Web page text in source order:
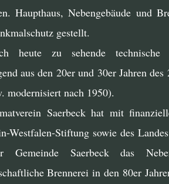
Haupthaus, Nebengebäude und
gestellt.
heute zu sehende technische
aus den 20er und 30er Jahren
modernisiert nach 1950).
Saerbeck hat mit
Westfalen-Stiftung sowie des
Gemeinde Saerbeck das
Brennerei in den 80er